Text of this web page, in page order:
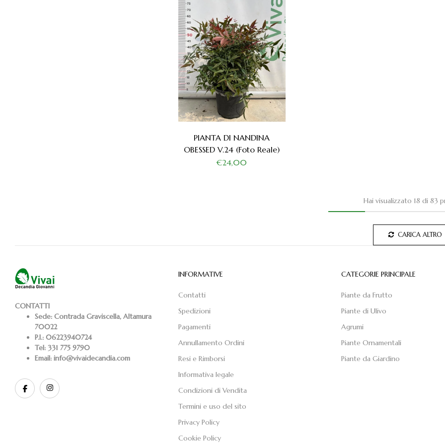
PIANTA DI NANDINA
OBESSED V.24 (foto Reale)
€24,00
Hai visualizzato 18 di 83
CARICA ALTRO
CONTATTI
Sede: Contrada Graviscella, Altamura
70022
P.I.: 06223940724
Tel: 331 775 9790
Email: info@vivaidecandia.com
INFORMATIVE
Contatti
Spedizioni
Pagamenti
Annullamento Ordini
Resi e Rimborsi
Informativa legale
Condizioni di Vendita
Termini e uso del sito
Privacy Policy
Cookie Policy
CATEGORIE PRINCIPALE
Piante da Frutto
Piante di Ulivo
Agrumi
Piante Ornamentali
Piante da Giardino